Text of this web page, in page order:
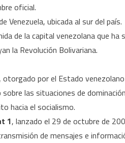
oficial.
Venezuela, ubicada al sur del país.
de la capital venezolana que ha
la Revolución Bolivariana.
otorgado por el Estado
las situaciones de
hacia el socialismo.
1, lanzado el 29 de octubre de
de mensajes e